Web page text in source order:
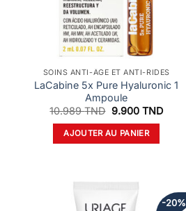
SOINS ANTI-ÂGE ET ANTI-RIDES
LaCabine 5x Pure Hyaluronic 1
Ampoule
10.989TND Le
initial
était :
9.900 TNDLe
AJOUTER AU PANIER
-20%